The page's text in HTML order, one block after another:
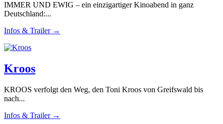
IMMER UND EWIG – ein einzigartiger Kinoabend in ganz
Deutschland:...
Infos & Trailer →
Kroos
KROOS verfolgt den Weg, den Toni Kroos von Greifswald bis
nach...
Infos & Trailer →